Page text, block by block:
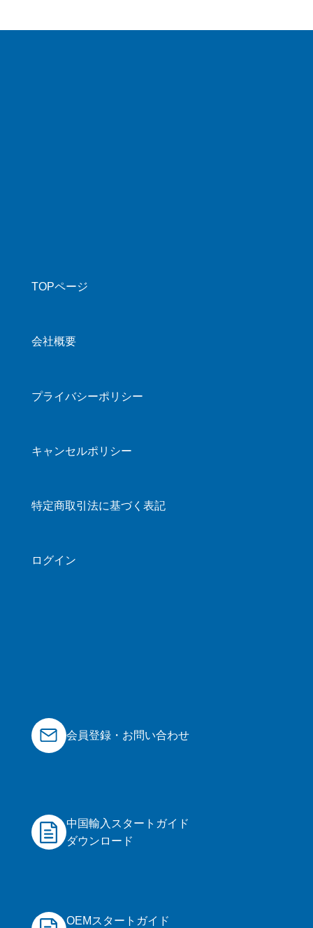
TOPページ
会社概要
プライバシーポリシー
キャンセルポリシー
特定商取引法に基づく表記
ログイン
会員登録・お問い合わせ
中国輸入スタートガイド
ダウンロード
OEMスタートガイド